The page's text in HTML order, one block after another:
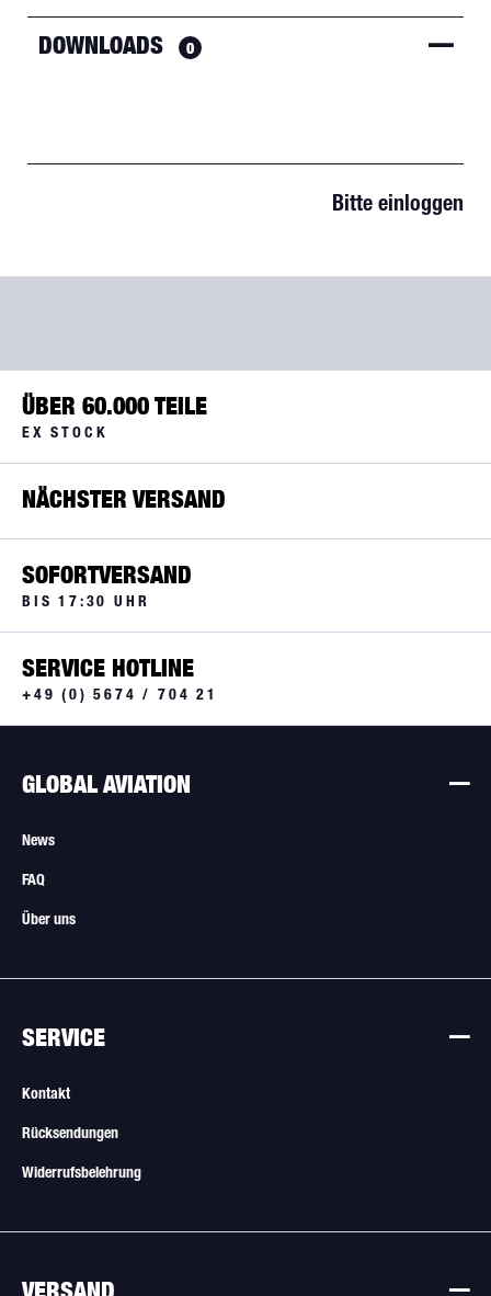
DOWNLOADS 0
Bitte einloggen
ÜBER 60.000 TEILE
EX STOCK
NÄCHSTER VERSAND
SOFORTVERSAND
BIS 17:30 UHR
SERVICE HOTLINE
+49 (0) 5674 / 704 21
GLOBAL AVIATION
News
FAQ
Über uns
SERVICE
Kontakt
Rücksendungen
Widerrufsbelehrung